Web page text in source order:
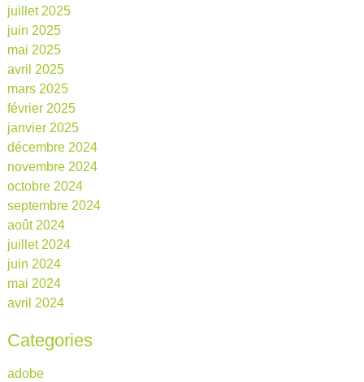
juillet 2025
juin 2025
mai 2025
avril 2025
mars 2025
février 2025
janvier 2025
décembre 2024
novembre 2024
octobre 2024
septembre 2024
août 2024
juillet 2024
juin 2024
mai 2024
avril 2024
Categories
adobe